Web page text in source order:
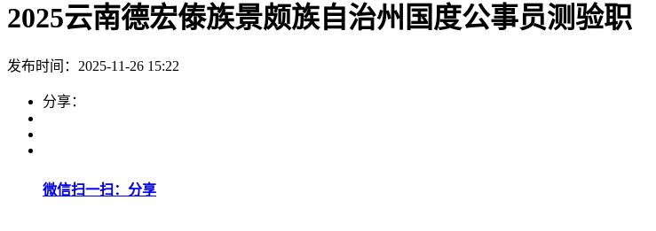
2025云南德宏傣族景颇族自治州国度公事员测验职
发布时间：2025-11-26 15:22
分享：
微信扫一扫：分享